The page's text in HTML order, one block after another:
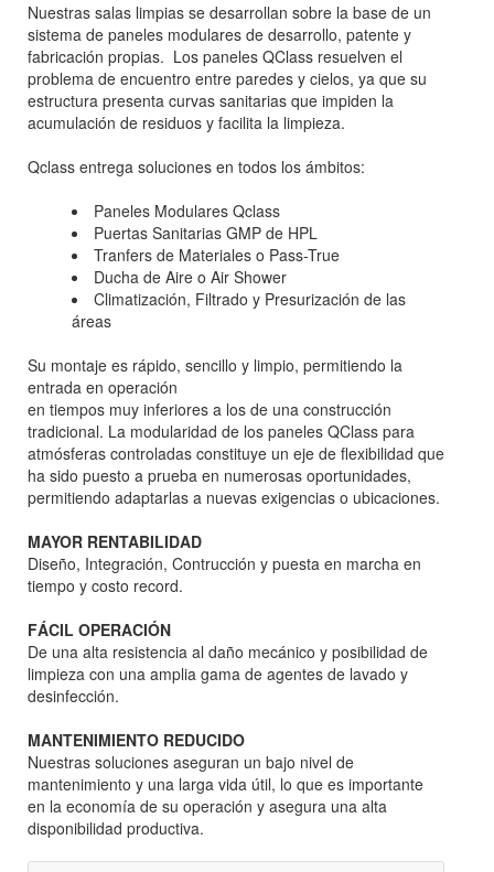
Nuestras salas limpias se desarrollan sobre la base de un
sistema de paneles modulares de desarrollo, patente y
fabricación propias. Los paneles QClass resuelven el
problema de encuentro entre paredes y cielos, ya que su
estructura presenta curvas sanitarias que impiden la
acumulación de residuos y facilita la limpieza.
Qclass entrega soluciones en todos los ámbitos:
Paneles Modulares Qclass
Puertas Sanitarias GMP de HPL
Tranfers de Materiales o Pass-True
Ducha de Aire o Air Shower
Climatización, Filtrado y Presurización de las
áreas
Su montaje es rápido, sencillo y limpio, permitiendo la
entrada en operación
en tiempos muy inferiores a los de una construcción
tradicional. La modularidad de los paneles QClass para
atmósferas controladas constituye un eje de flexibilidad que
ha sido puesto a prueba en numerosas oportunidades,
permitiendo adaptarlas a nuevas exigencias o ubicaciones.
MAYOR RENTABILIDAD
Diseño, Integración, Contrucción y puesta en marcha en
tiempo y costo record.
FÁCIL OPERACIÓN
De una alta resistencia al daño mecánico y posibilidad de
limpieza con una amplia gama de agentes de lavado y
desinfección.
MANTENIMIENTO REDUCIDO
Nuestras soluciones aseguran un bajo nivel de
mantenimiento y una larga vida útil, lo que es importante
en la economía de su operación y asegura una alta
disponibilidad productiva.